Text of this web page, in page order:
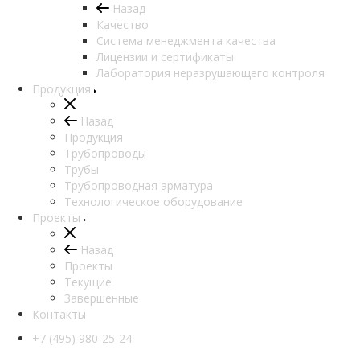
Назад
Качество
Система менеджмента качества
Лицензии и сертификаты
Лаборатория неразрушающего контроля
Продукция
Назад
Продукция
Трубопроводы
Трубы
Трубопроводная арматура
Технологическое оборудование
Проекты
Назад
Проекты
Текущие
Завершенные
Контакты
+7 (495) 980-25-24